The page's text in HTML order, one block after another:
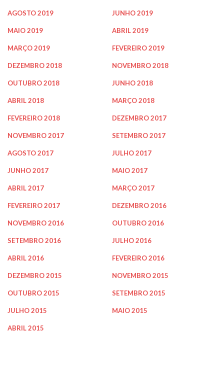
AGOSTO 2019 JUNHO 2019
MAIO 2019 ABRIL 2019
MARÇO 2019 FEVEREIRO 2019
DEZEMBRO 2018 NOVEMBRO 2018
OUTUBRO 2018 JUNHO 2018
ABRIL 2018 MARÇO 2018
FEVEREIRO 2018 DEZEMBRO 2017
NOVEMBRO 2017 SETEMBRO 2017
AGOSTO 2017 JULHO 2017
JUNHO 2017 MAIO 2017
ABRIL 2017 MARÇO 2017
FEVEREIRO 2017 DEZEMBRO 2016
NOVEMBRO 2016 OUTUBRO 2016
SETEMBRO 2016 JULHO 2016
ABRIL 2016 FEVEREIRO 2016
DEZEMBRO 2015 NOVEMBRO 2015
OUTUBRO 2015 SETEMBRO 2015
JULHO 2015 MAIO 2015
ABRIL 2015